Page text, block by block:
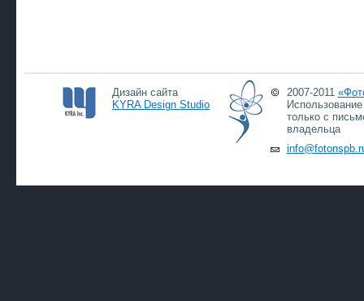
Дизайн сайта
KYRA Design Studio
2007-2011
только с
владельца